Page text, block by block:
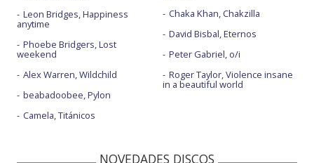
Leon Bridges, Happiness
anytime
Phoebe Bridgers, Lost
weekend
Alex Warren, Wildchild
beabadoobee, Pylon
Camela, Titánicos
Chaka Khan, Chakzilla
David Bisbal, Eternos
Peter Gabriel, o/i
Roger Taylor, Violence insane
in a beautiful world
NOVEDADES DISCOS